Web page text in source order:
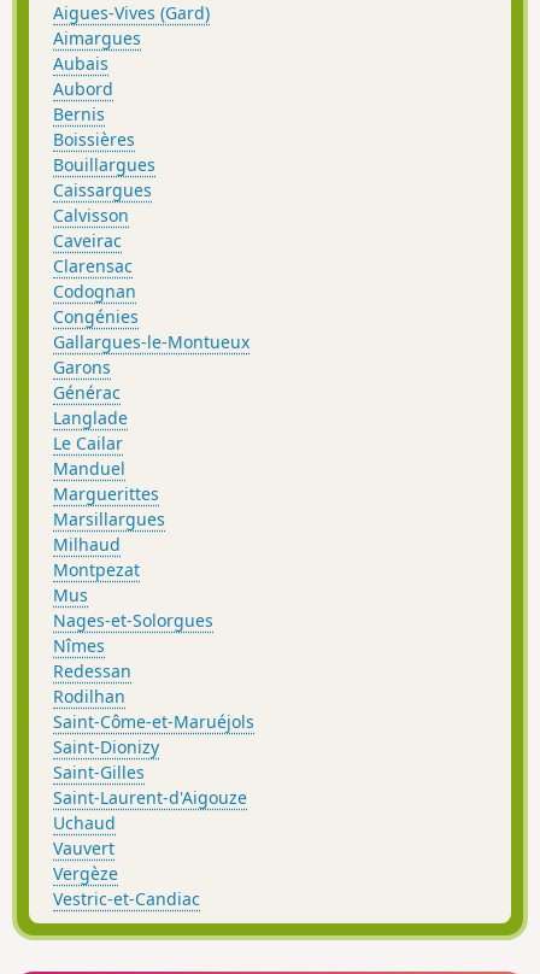
Aigues-Vives (Gard)
Aimargues
Aubais
Aubord
Bernis
Boissières
Bouillargues
Caissargues
Calvisson
Caveirac
Clarensac
Codognan
Congénies
Gallargues-le-Montueux
Garons
Générac
Langlade
Le Cailar
Manduel
Marguerittes
Marsillargues
Milhaud
Montpezat
Mus
Nages-et-Solorgues
Nîmes
Redessan
Rodilhan
Saint-Côme-et-Maruéjols
Saint-Dionizy
Saint-Gilles
Saint-Laurent-d'Aigouze
Uchaud
Vauvert
Vergèze
Vestric-et-Candiac